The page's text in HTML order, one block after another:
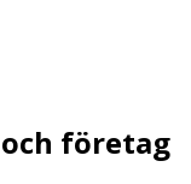
företag